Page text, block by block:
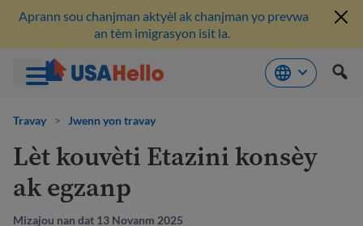
nan
Aprann sou chanjman aktyèl ak chanjman yo prevwa
an tèm imigrasyon isit la.
Travay > Jwenn yon travay
Lèt kouvèti Etazini konsèy
ak egzanp
Mizajou nan dat 13 Novanm 2025